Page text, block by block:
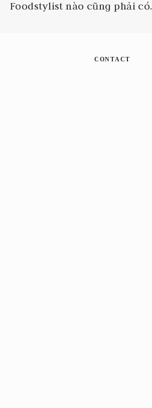
Foodstylist nào cũng phải có.
CONTACT